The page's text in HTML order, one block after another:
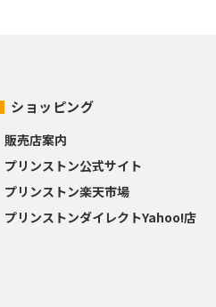
ショッピング
販売店案内
プリンストン公式サイト
プリンストン楽天市場
プリンストンダイレクトYahoo!店